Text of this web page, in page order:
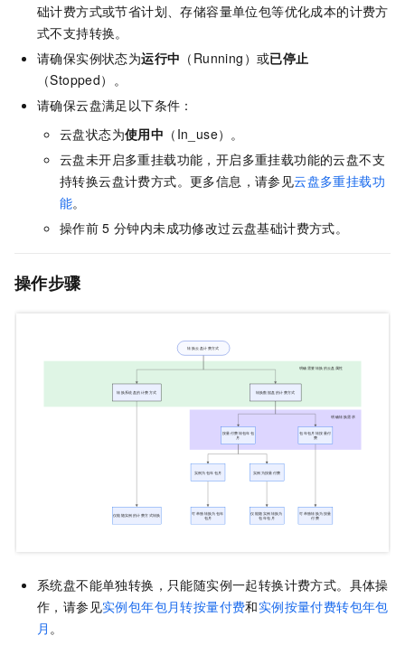
础计费方式或节省计划、存储容量单位包等优化成本的计费方
式不支持转换。
请确保实例状态为运行中 （Running）或已停止
（Stopped）。
请确保云盘满足以下条件：
云盘状态为使用中 （In_use）。
云盘未开启多重挂载功能，开启多重挂载功能的云盘不支
持转换云盘计费方式。更多信息，请参见云盘多重挂载功
能。
操作前 5 分钟内未成功修改过云盘基础计费方式。
操作步骤
系统盘不能单独转换，只能随实例一起转换计费方式。具体操
作，请参见实例包年包月转按量付费和实例按量付费转包年包
月 。